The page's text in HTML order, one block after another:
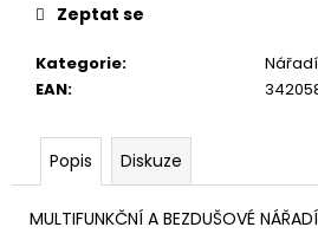
Kategorie:
Nářadí
EAN:
Zeptat se
Popis Diskuze
MULTIFUNKČNÍ A BEZDUŠOVÉ NÁŘADÍ
D
o
p
č
u